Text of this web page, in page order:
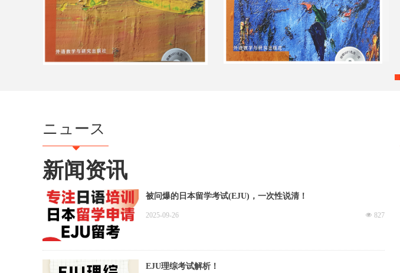
被问爆的日本留学考试(EJU)，一次性说清！
넶 827
2025-09-26
EJU理综考试解析！
ニュース
뀓
新闻资讯